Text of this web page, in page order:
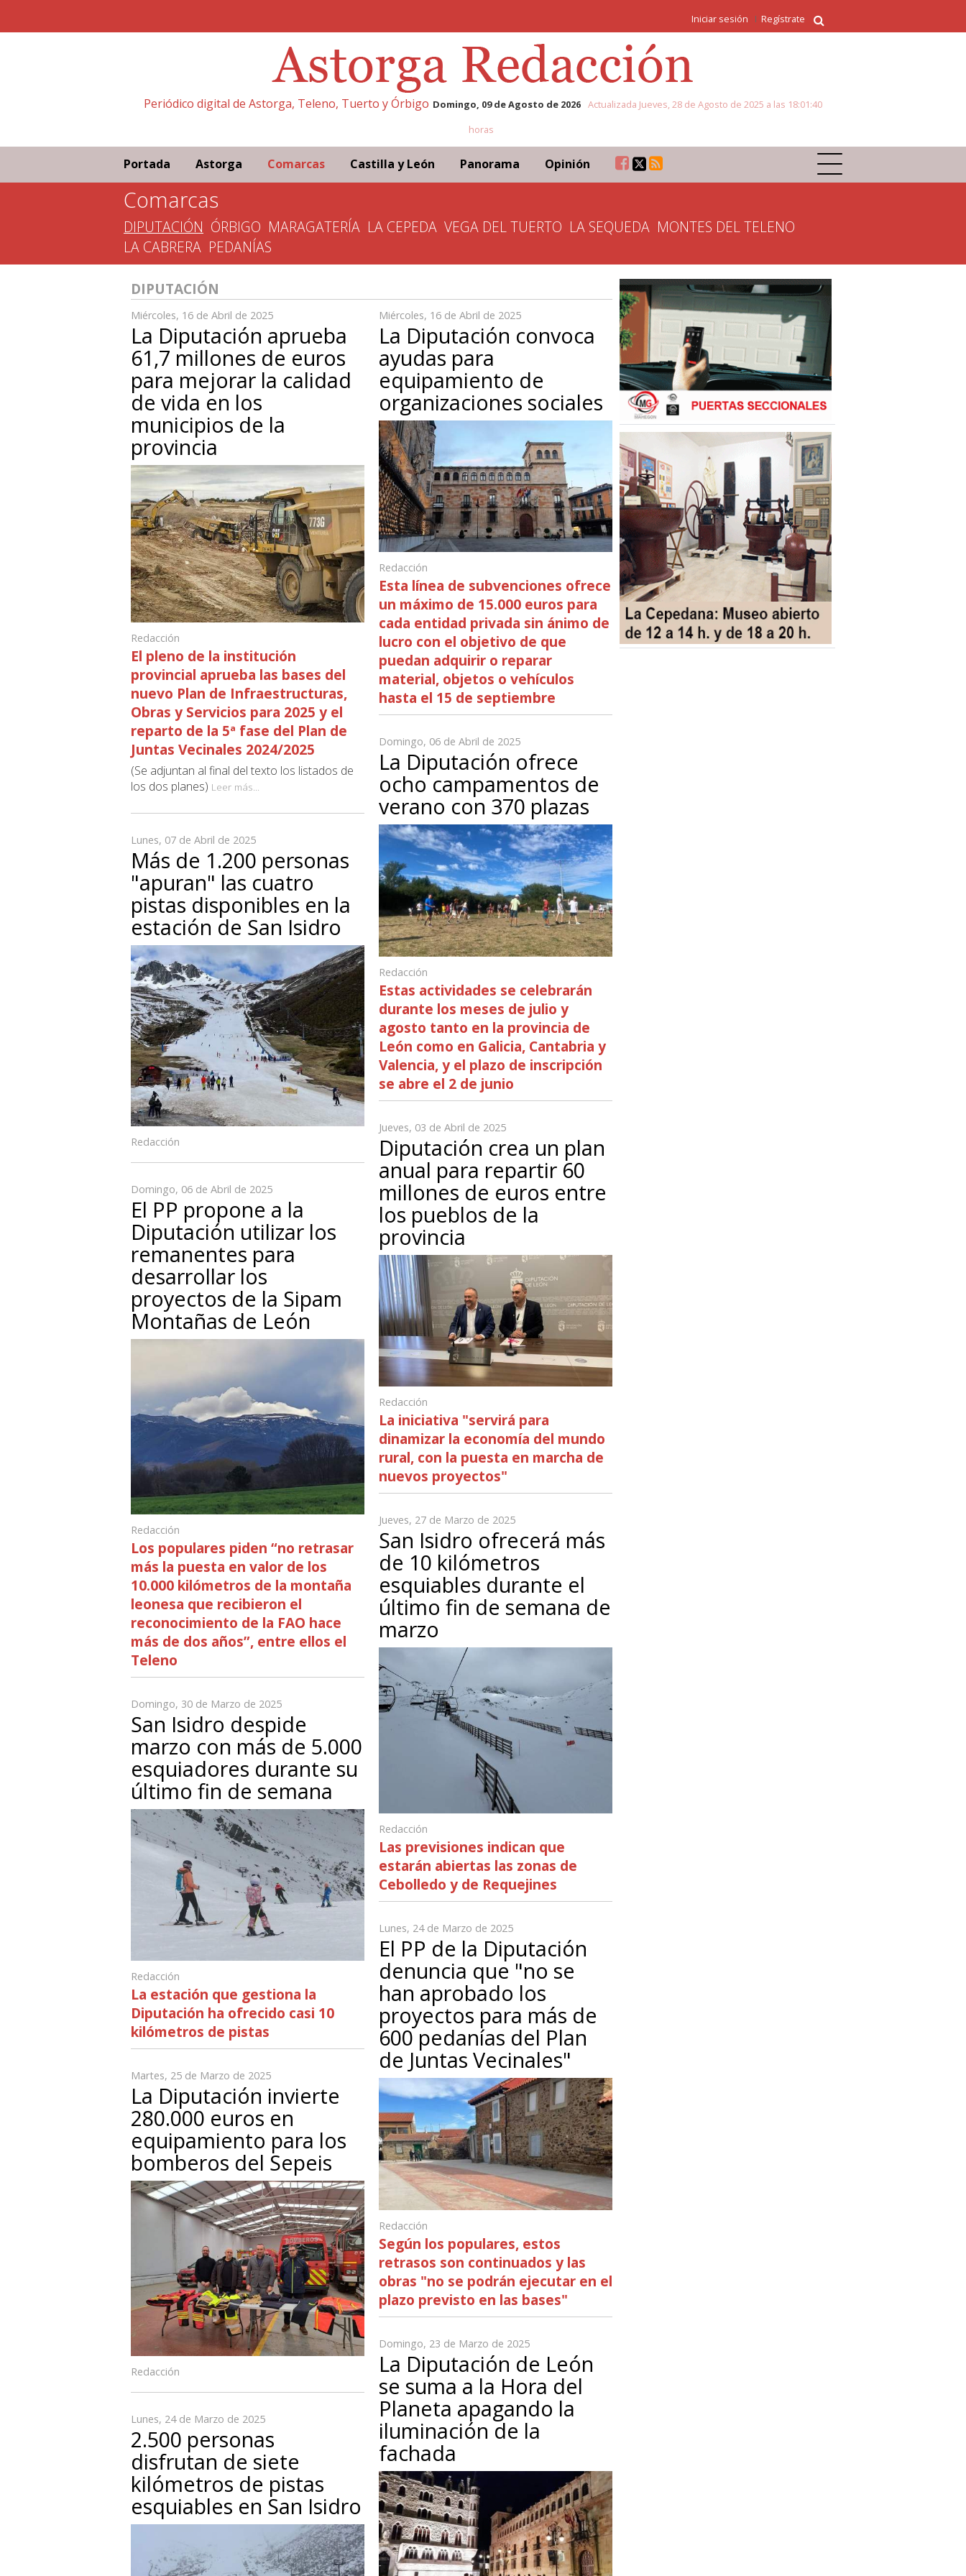
Iniciar sesión Regístrate
Periódico digital de Astorga, Teleno, Tuerto y Órbigo Domingo, 09 de Agosto de 2026 Actualizada Jueves, 28 de Agosto de 2025 a las 18:01:40
horas
Portada Astorga Comarcas Castilla y León Panorama Opinión
Comarcas
DIPUTACIÓN ÓRBIGO MARAGATERÍA LA CEPEDA VEGA DEL TUERTO LA SEQUEDA MONTES DEL TELENO
LA CABRERA PEDANÍAS
DIPUTACIÓN
Miércoles, 16 de Abril de 2025
La Diputación aprueba
61,7 millones de euros
para mejorar la calidad
de vida en los
municipios de la
provincia
Redacción
El pleno de la institución
provincial aprueba las bases del
nuevo Plan de Infraestructuras,
Obras y Servicios para 2025 y el
reparto de la 5ª fase del Plan de
Juntas Vecinales 2024/2025
(Se adjuntan al final del texto los listados de
los dos planes) Leer más...
Lunes, 07 de Abril de 2025
Más de 1.200 personas
"apuran" las cuatro
pistas disponibles en la
estación de San Isidro
Redacción
Domingo, 06 de Abril de 2025
El PP propone a la
Diputación utilizar los
remanentes para
desarrollar los
proyectos de la Sipam
Montañas de León
Redacción
Los populares piden “no retrasar
más la puesta en valor de los
10.000 kilómetros de la montaña
leonesa que recibieron el
reconocimiento de la FAO hace
más de dos años”, entre ellos el
Teleno
Domingo, 30 de Marzo de 2025
San Isidro despide
marzo con más de 5.000
esquiadores durante su
último fin de semana
Redacción
La estación que gestiona la
Diputación ha ofrecido casi 10
kilómetros de pistas
Martes, 25 de Marzo de 2025
La Diputación invierte
280.000 euros en
equipamiento para los
bomberos del Sepeis
Redacción
Lunes, 24 de Marzo de 2025
2.500 personas
disfrutan de siete
kilómetros de pistas
esquiables en San Isidro
Miércoles, 16 de Abril de 2025
La Diputación convoca
ayudas para
equipamiento de
organizaciones sociales
Redacción
Esta línea de subvenciones ofrece
un máximo de 15.000 euros para
cada entidad privada sin ánimo de
lucro con el objetivo de que
puedan adquirir o reparar
material, objetos o vehículos
hasta el 15 de septiembre
Domingo, 06 de Abril de 2025
La Diputación ofrece
ocho campamentos de
verano con 370 plazas
Redacción
Estas actividades se celebrarán
durante los meses de julio y
agosto tanto en la provincia de
León como en Galicia, Cantabria y
Valencia, y el plazo de inscripción
se abre el 2 de junio
Jueves, 03 de Abril de 2025
Diputación crea un plan
anual para repartir 60
millones de euros entre
los pueblos de la
provincia
Redacción
La iniciativa "servirá para
dinamizar la economía del mundo
rural, con la puesta en marcha de
nuevos proyectos"
Jueves, 27 de Marzo de 2025
San Isidro ofrecerá más
de 10 kilómetros
esquiables durante el
último fin de semana de
marzo
Redacción
Las previsiones indican que
estarán abiertas las zonas de
Cebolledo y de Requejines
Lunes, 24 de Marzo de 2025
El PP de la Diputación
denuncia que "no se
han aprobado los
proyectos para más de
600 pedanías del Plan
de Juntas Vecinales"
Redacción
Según los populares, estos
retrasos son continuados y las
obras "no se podrán ejecutar en el
plazo previsto en las bases"
Domingo, 23 de Marzo de 2025
La Diputación de León
se suma a la Hora del
Planeta apagando la
iluminación de la
fachada